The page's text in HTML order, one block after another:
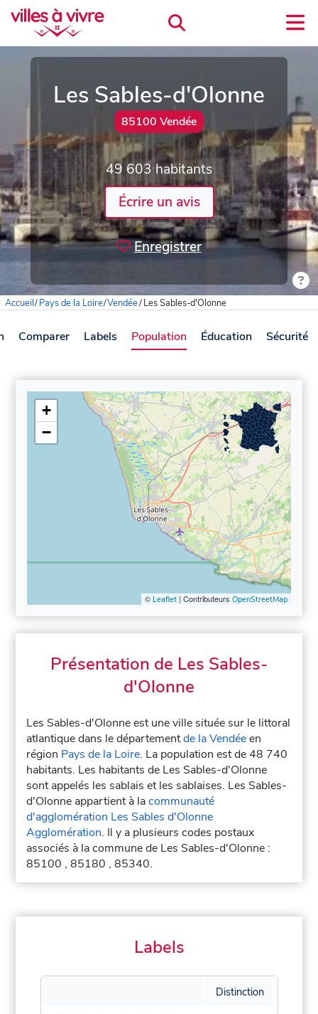
Les Sables-d'Olonne
85100 Vendée
49 603 habitants
Écrire un avis
Enregistrer
Accueil/Pays de la Loire/Vendée/Les Sables-d'Olonne
Comparer Labels Population Éducation Sécurité
+
−
© Leaflet| Contributeurs OpenStreetMap
Présentation de Les Sables-
d'Olonne
Les Sables-d'Olonne est une ville située sur le littoral
atlantique dans le départementde la Vendéeen
région Pays de la Loire. La population est de 48 740
habitants. Les habitants de Les Sables-d'Olonne
sont appelés les sablais et les sablaises. Les Sables-
d'Olonne appartient à lacommunauté
d'agglomération Les Sables d'Olonne
Agglomération. Il y a plusieurs codes postaux
associés à la commune de Les Sables-d'Olonne :
85100 , 85180 , 85340.
Labels
Distinction